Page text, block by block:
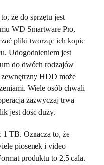
że do sprzętu jest
WD Smartware Pro,
pliki tworząc ich kopie
Udogodnieniem jest
do dwóch rodzajów
HDD może
Wiele osób chwali
zazwyczaj trwa
jest dość duży.
1 TB. Oznacza to, że
piosenek i video
produktu to 2,5 cala.